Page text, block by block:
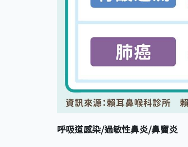
呼吸道感染/過敏性鼻炎/鼻竇炎